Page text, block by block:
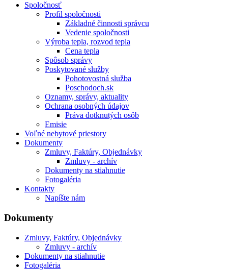
Spoločnosť
Profil spoločnosti
Základné činnosti správcu
Vedenie spoločnosti
Výroba tepla, rozvod tepla
Cena tepla
Spôsob správy
Poskytované služby
Pohotovostná služba
Poschodoch.sk
Oznamy, správy, aktuality
Ochrana osobných údajov
Práva dotknutých osôb
Emisie
Voľné nebytové priestory
Dokumenty
Zmluvy, Faktúry, Objednávky
Zmluvy - archív
Dokumenty na stiahnutie
Fotogaléria
Kontakty
Napíšte nám
Dokumenty
Zmluvy, Faktúry, Objednávky
Zmluvy - archív
Dokumenty na stiahnutie
Fotogaléria